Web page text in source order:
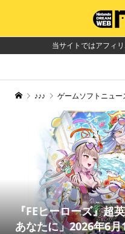
当サイトではアフィ
♪♪♪ ゲームソフトニュー
『FEヒーローズ』超
あなたに」2026年6